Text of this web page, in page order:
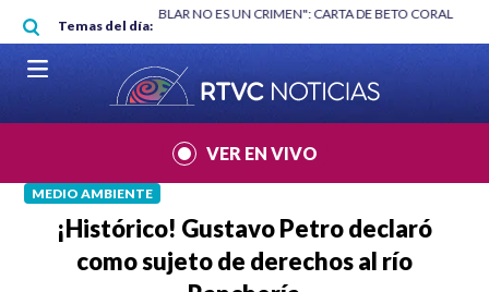
Pasar al contenido principal
Temas del día:
"HABLAR NO ES UN CRIMEN": CARTA DE BETO CORAL |
VER EN VIVO
MEDIO AMBIENTE
¡Histórico! Gustavo Petro declaró
como sujeto de derechos al río